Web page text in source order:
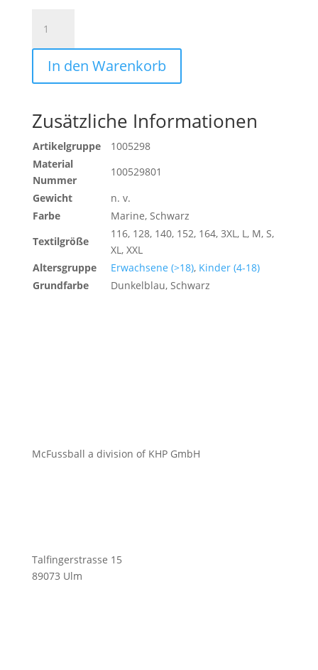
PERFORMANCE
HOSE
MengeIn den Warenkorb
Zusätzliche Informationen
Artikelgruppe
1005298
Material
Nummer
100529801
Gewicht
n. v.
Farbe
Marine, Schwarz
Textilgröße
116, 128, 140, 152, 164, 3XL, L, M, S,
XL, XXL
Altersgruppe
Erwachsene (>18), Kinder (4-18)
Grundfarbe
Dunkelblau, Schwarz
McFussball a division of KHP GmbH
Talfingerstrasse 15
89073 Ulm